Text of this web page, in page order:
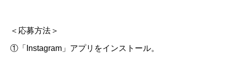
＜応募方法＞
①「Instagram」アプリをインストール。